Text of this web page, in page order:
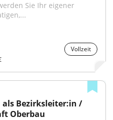
Sie Ihr eigener
Vollzeit
Bezirksleiter:in /
Oberbau